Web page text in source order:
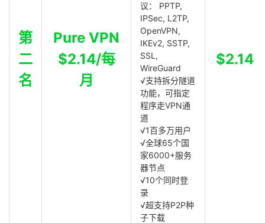
第
二
名
Pure VPN
$2.14/每
月
议： PPTP,
IPSec, L2TP,
OpenVPN,
IKEv2, SSTP,
SSL,
WireGuard
√支持拆分隧道
功能，可指定
程序走VPN通
道
√1百多万用户
√全球65个国
家6000+服务
器节点
√10个同时登
录
√超支持P2P种
子下载
$2.14